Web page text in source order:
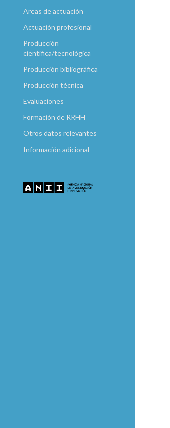
Areas de actuación
Actuación profesional
Producción
científica/tecnológica
Producción bibliográfica
Producción técnica
Evaluaciones
Formación de RRHH
Otros datos relevantes
Información adicional